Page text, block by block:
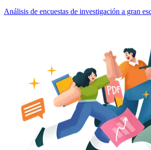
Análisis de encuestas de investigación a gran